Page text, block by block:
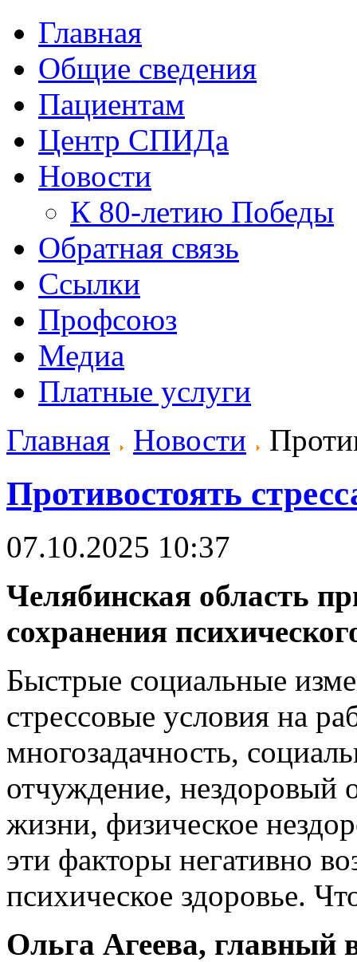
Главная
Общие сведения
Пациентам
Центр СПИДа
Новости
К 80-летию Победы
Обратная связь
Ссылки
Профсоюз
Медиа
Платные услуги
Главная
Новости
Противостоять
07.10.2025 10:37
Челябинская область
сохранения
Быстрые социальные
стрессовые условия на
многозадачность,
отчуждение, нездоровый
жизни, физическое
эти факторы негативно
психическое здоровье.
Ольга Агеева,